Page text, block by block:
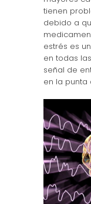
tienen
debido a
estrés es
en todas
señal de
en la punta